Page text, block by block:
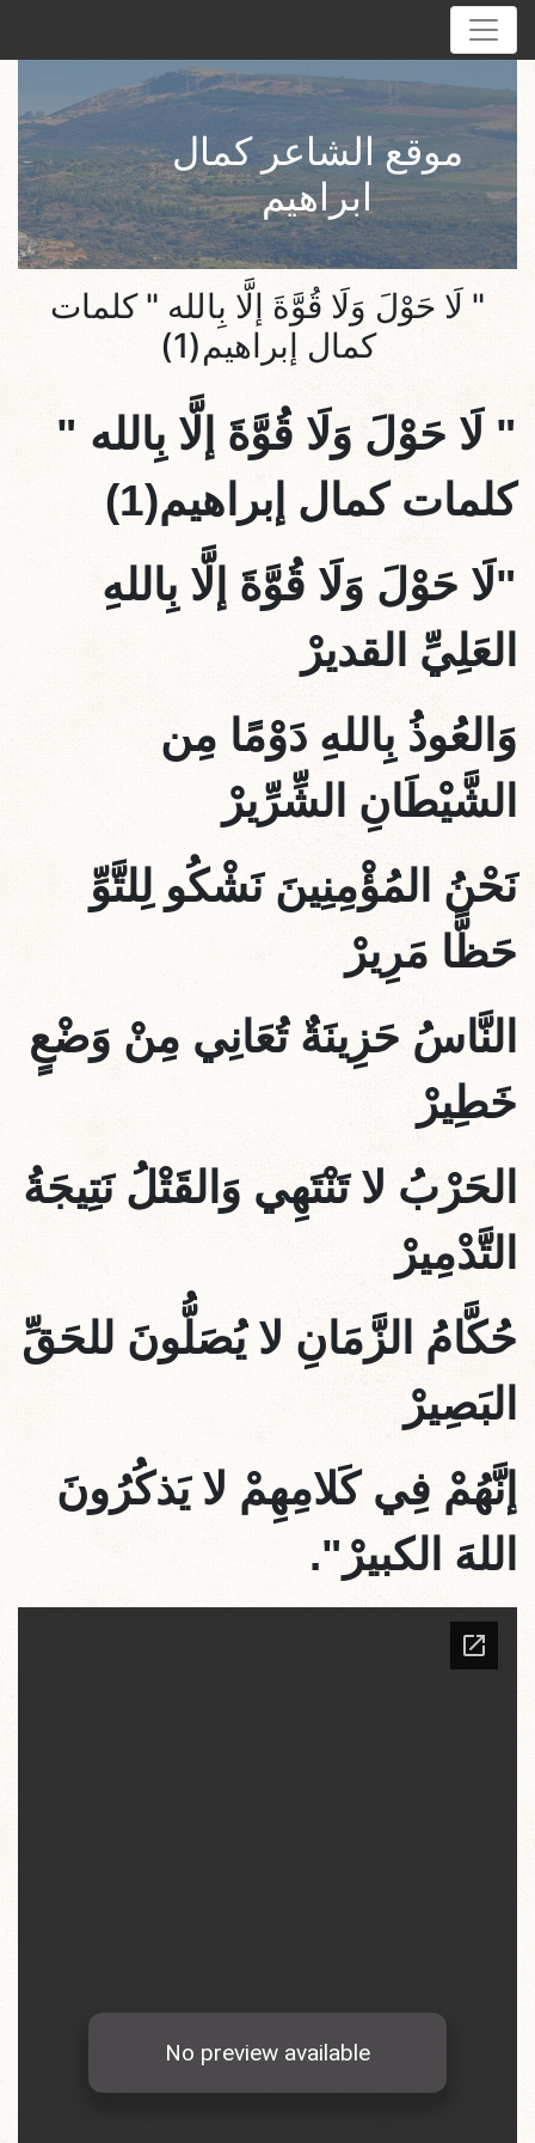
موقع الشاعر كمال
ابراهيم
" لَا حَوْلَ وَلَا قُوَّةَ إلَّا بِالله " كلمات
كمال إبراهيم(1)
" لَا حَوْلَ وَلَا قُوَّةَ إلَّا بِالله "
كلمات كمال إبراهيم(1)
"لَا حَوْلَ وَلَا قُوَّةَ إلَّا بِاللهِ
العَلِيِّ القديرْ
وَالعُوذُ بِاللهِ دَوْمًا مِن
الشَّيْطَانِ الشِّرِّيرْ
نَحْنُ المُؤْمِنِينَ نَشْكُو لِلتَّوِّ
حَظًّا مَرِيرْ
النَّاسُ حَزِينَةٌ تُعَانِي مِنْ وَضْعٍ
خَطِيرْ
الحَرْبُ لا تَنْتَهِي وَالقَتْلُ نَتِيجَةُ
التَّدْمِيرْ
حُكَّامُ الزَّمَانِ لا يُصَلُّونَ للحَقِّ
البَصِيرْ
إنَّهُمْ فِي كَلامِهِمْ لا يَذكُرُونَ
اللهَ الكبيرْ".